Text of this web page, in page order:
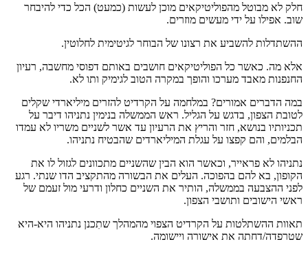
חלק לא מבוטל מהפוליטיקאים מוכן לעשות (כמעט) הכל כדי להיבחר
שוב. אפילו על ידי מעשים מוזרים.
ההשתדלות להשביע את רצונו של הבוחר לגיטימית לחלוטין.
אלא מה. כאשר כל הפוליטיקאים חושבים באותם דפוסי מחשבה, רעיון
החנפנות מאבד מערכו והופך במקרה הטוב לגימיק ותו לא.
במה הדברים אמורים? במלחמה על הקרדיט להזרים מיליארדי שקלים
לטובת הצפון, בדגש על הגליל. ראש הממשלה בנימין נתניהו דיבר על
תכניותיו בנושא, חזר והריץ את הרעיון עד אשר לשניים משריו לא עמדו
הבלמים, והם קפצו על עגלת המיליארדים שהבטיח נתניהו.
נתניהו לא פראייר, וכאשר הוא הבין שהשניים מתכוונים לגזול לו את
הקופון, בא להם בהפוכה. העלים את הבשורה מהתקציב הדו שנתי. רגע
לפני ההצבעה בממשלה, הותיר את השניים כחלון ודרעי מול זעמם של
ראשי הישובים ותושבי הצפון.
תאוות ההשתלטות על הקרדיט הצפוי מהמהלך שתִכנן נתניהו היא-היא
שטרפדה/דחתה את אישורה ויישומה.